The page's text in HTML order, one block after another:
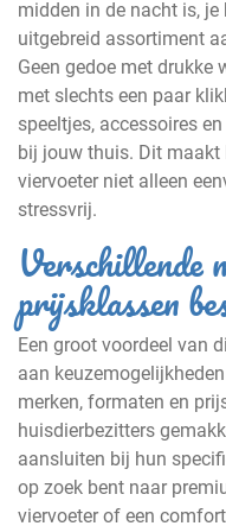
midden in de nacht is,
uitgebreid assortiment
Geen gedoe met drukke
met slechts een paar
speeltjes, accessoires
bij jouw thuis. Dit maakt
viervoeter niet alleen
stressvrij.
Verschillende
prijsklassen
Een groot voordeel van
aan
merken, formaten en
huisdierbezitters
aansluiten bij hun
op zoek bent naar
viervoeter of een